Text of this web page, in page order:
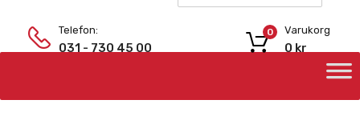
Telefon:
031 - 730 45 00
Varukorg
0 kr
0